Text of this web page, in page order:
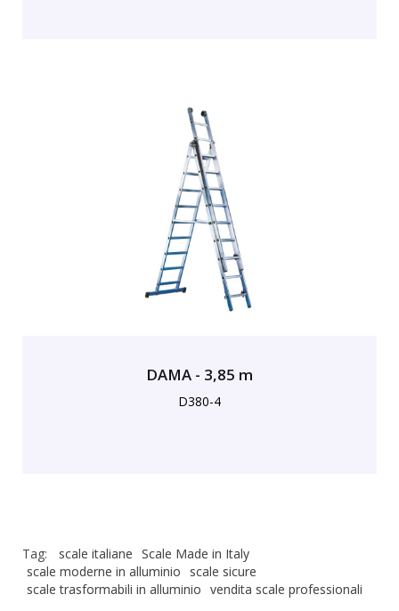
DAMA - 3,85 m
D380-4
Tag: scale italiane Scale Made in Italy
scale moderne in alluminio scale sicure
scale trasformabili in alluminio vendita scale professionali